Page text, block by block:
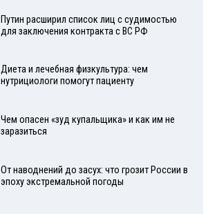
Путин расширил список лиц с судимостью
для заключения контракта с ВС РФ
Диета и лечебная физкультура: чем
нутрициологи помогут пациенту
Чем опасен «зуд купальщика» и как им не
заразиться
От наводнений до засух: что грозит России в
эпоху экстремальной погоды